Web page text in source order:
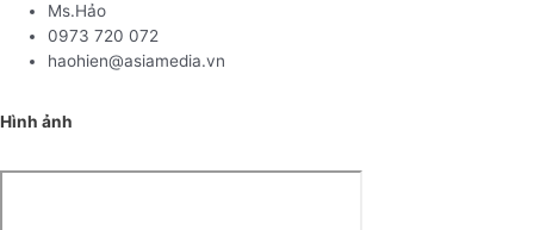
Ms.Hảo
0973 720 072
haohien@asiamedia.vn
Hình ảnh